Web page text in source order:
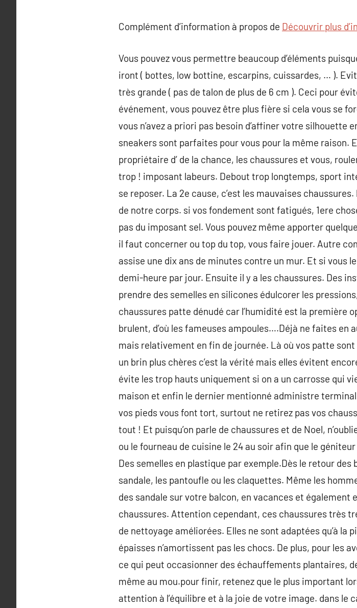
Complément d’information à propos de Découvrir plus
Vous pouvez vous permettre beaucoup d’éléments
iront ( bottes, low bottine, escarpins, cuissardes, … ).
très grande ( pas de talon de plus de 6 cm ). Ceci pour
événement, vous pouvez être plus fière si cela vous se
vous n’avez a priori pas besoin d’affiner votre silhouette
sneakers sont parfaites pour vous pour la même raison.
propriétaire d’ de la chance, les chaussures et vous,
trop ! imposant labeurs. Debout trop longtemps, sport
se reposer. La 2e cause, c’est les mauvaises
de notre corps. si vos fondement sont fatigués, 1ere
pas du imposant sel. Vous pouvez même apporter
il faut concerner ou top du top, vous faire jouer. Autre
assise une dix ans de minutes contre un mur. Et si vous
demi-heure par jour. Ensuite il y a les chaussures. Des
prendre des semelles en silicones édulcorer les
chaussures patte dénudé car l’humidité est la première
brulent, d’où les fameuses ampoules….Déjà ne faites en
mais relativement en fin de journée. Là où vos patte
un brin plus chères c’est la vérité mais elles évitent
évite les trop hauts uniquement si on a un carrosse qui
maison et enfin le dernier mentionné administre
vos pieds vous font tort, surtout ne retirez pas vos
tout ! Et puisqu’on parle de chaussures et de Noel,
ou le fourneau de cuisine le 24 au soir afin que le
Des semelles en plastique par exemple.Dès le retour des
sandale, les pantoufle ou les claquettes. Même les
des sandale sur votre balcon, en vacances et
chaussures. Attention cependant, ces chaussures très
de nettoyage améliorées. Elles ne sont adaptées qu’à la
épaisses n’amortissent pas les chocs. De plus, pour les
ce qui peut occasionner des échauffements plantaires,
même au mou.pour finir, retenez que le plus important
attention à l’équilibre et à la joie de votre image. dans